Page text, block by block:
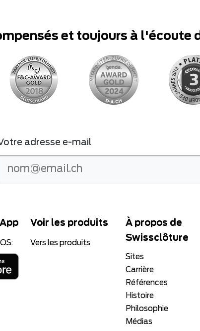
et toujours à l'écoute
adresse e-mail
Voir les produits
Vers les produits
À propos de
Swissclôture
Sites
Carrière
Références
Histoire
Philosophie
Médias